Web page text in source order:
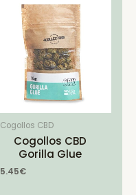
Cogollos CBD
Cogollos CBD
Gorilla Glue
5.45€